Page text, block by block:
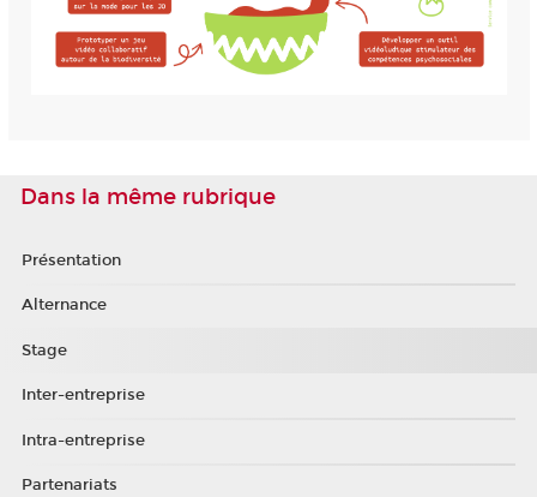
Dans la même rubrique
Présentation
Alternance
Stage
Inter-entreprise
Intra-entreprise
Partenariats